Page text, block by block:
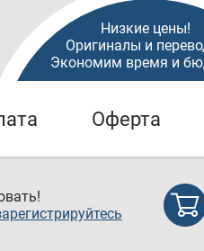
Низкие цены!
Оригиналы и
Экономим время и
Оферта